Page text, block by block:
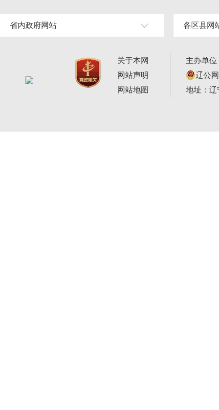
省内政府网站 各区县网
关于本网
网站声明
网站地图
主办单
辽公
地址：辽